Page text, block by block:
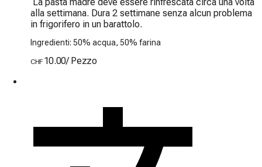
alla settimana. Dura 2 settimane senza alcun problema
in frigorifero in un barattolo.
Ingredienti: 50% acqua, 50% farina
CHF 10.00/ Pezzo